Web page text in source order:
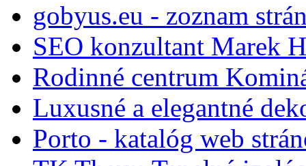
gobyus.eu - zoznam
SEO konzultant Marek
Rodinné centrum
Luxusné a elegantné
Porto - katalóg web